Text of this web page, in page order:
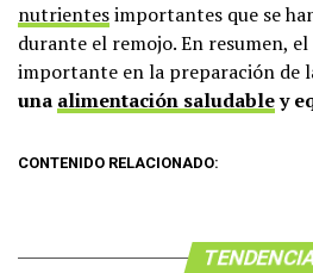
nutrientesimportantes que se
durante el remojo. En resumen,
importante en la preparación de
una alimentación saludabley
CONTENIDO RELACIONADO: